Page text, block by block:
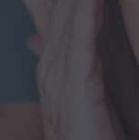
potrebbe
rassodamento
Oltre a